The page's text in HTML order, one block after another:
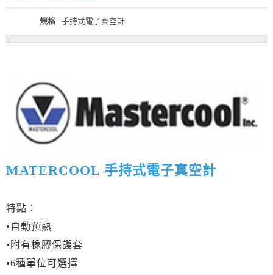
規格 手持式電子真空計
MATERCOOL 手持式電子真空計
特點：
•自動預熱
•附有橡膠保護套
•6種單位可選擇